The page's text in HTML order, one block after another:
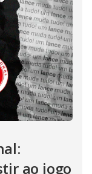
ao jogo